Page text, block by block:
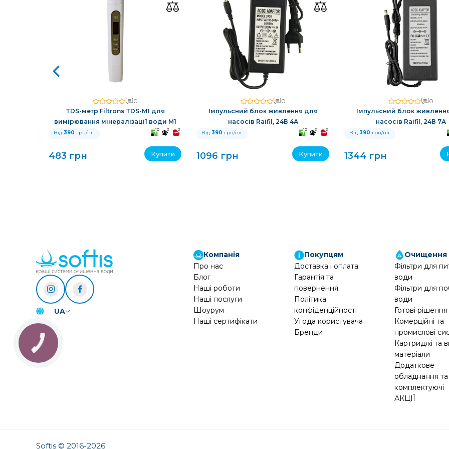
0
TDS-метр Filtrons TDS-M1 для
вимірювання мінералізації води M1
Від 390 грн/пл. 10 3 3
483 грн Купити
0
Імпульсний блок живлення для
насосів Raifil, 24В 4А
Від 390 грн/пл. 10 3 3
1096 грн Купити
0
Імпульсний блок
насосів Raifil, 24В 7А
Від 390 грн/пл.
1344 грн
UA
Компанія
Про нас
Блог
Наші роботи
Наші послуги
Шоурум
Наші сертифікати
Покупцям
Доставка і оплата
Гарантія та
повернення
Політика
конфіденційності
Угода користувача
Бренди
Очищення
Фільтри для
води
Фільтри для
води
Готові рішення
Комерційні та
промислові
Картриджі та
матеріали
Додаткове
обладнання та
комплектуючі
АКЦІЇ
Softis © 2016-2026